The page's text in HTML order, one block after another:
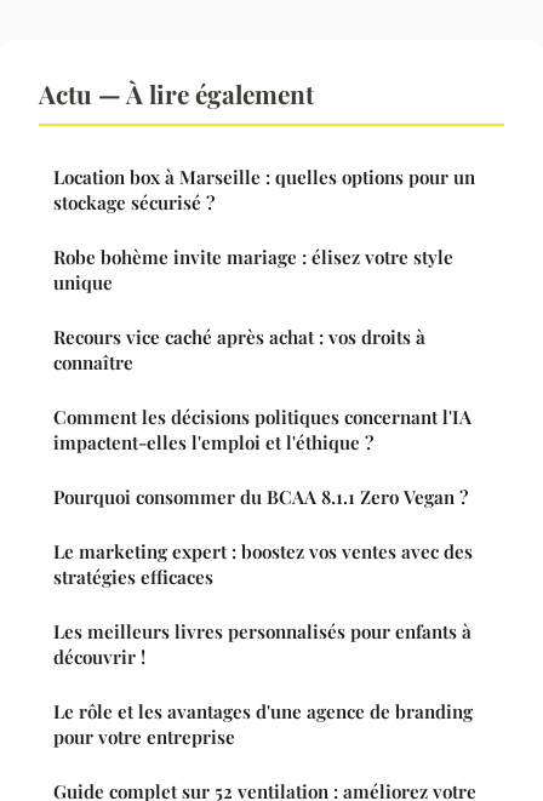
Actu — À lire également
Location box à Marseille : quelles options pour un
stockage sécurisé ?
Robe bohème invite mariage : élisez votre style
unique
Recours vice caché après achat : vos droits à
connaître
Comment les décisions politiques concernant l'IA
impactent-elles l'emploi et l'éthique ?
Pourquoi consommer du BCAA 8.1.1 Zero Vegan ?
Le marketing expert : boostez vos ventes avec des
stratégies efficaces
Les meilleurs livres personnalisés pour enfants à
découvrir !
Le rôle et les avantages d'une agence de branding
pour votre entreprise
Guide complet sur 52 ventilation : améliorez votre